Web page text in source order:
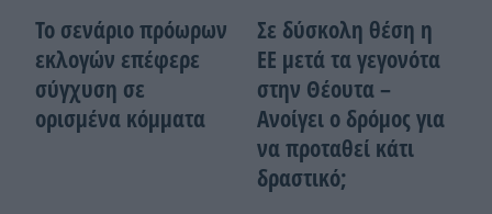
Το σενάριο πρόωρων
εκλογών επέφερε
σύγχυση σε
ορισμένα κόμματα
Σε δύσκολη θέση η
ΕΕ μετά τα γεγονότα
στην Θέουτα –
Ανοίγει ο δρόμος για
να προταθεί κάτι
δραστικό;